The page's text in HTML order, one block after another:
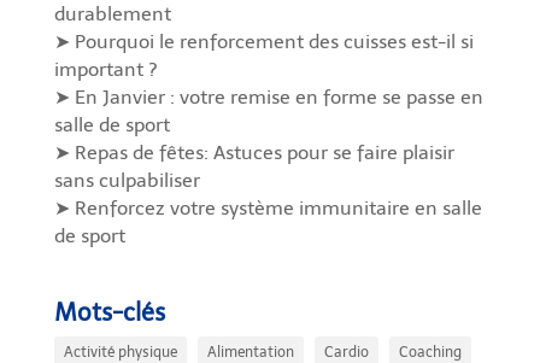
durablement
➤ Pourquoi le renforcement des cuisses est-il si
important ?
➤ En Janvier : votre remise en forme se passe en
salle de sport
➤ Repas de fêtes: Astuces pour se faire plaisir
sans culpabiliser
➤ Renforcez votre système immunitaire en salle
de sport
Mots-clés
Activité physique Alimentation Cardio Coaching